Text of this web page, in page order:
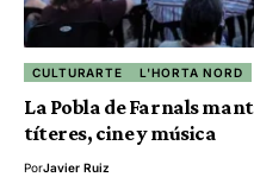
CULTURARTE L'HORTA NORD
La Pobla de Farnals
títeres, cine y música
PorJavier Ruiz